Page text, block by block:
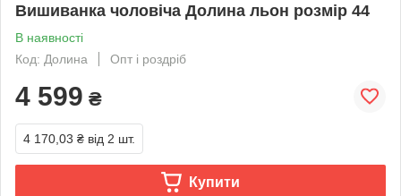
Вишиванка чоловіча Долина льон розмір 44
В наявності
Код: Долина
Опт і роздріб
4 599 ₴
4 170,03 ₴ від 2 шт.
Купити